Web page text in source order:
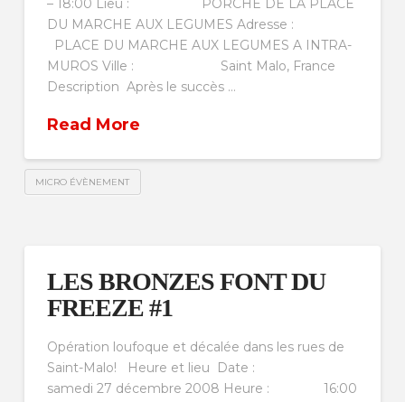
– 18:00 Lieu : PORCHE DE LA PLACE
DU MARCHE AUX LEGUMES Adresse :
PLACE DU MARCHE AUX LEGUMES A INTRA-
MUROS Ville : Saint Malo, France
Description Après le succès …
Read More
MICRO ÉVÈNEMENT
LES BRONZES FONT DU
FREEZE #1
Opération loufoque et décalée dans les rues de
Saint-Malo! Heure et lieu Date :
samedi 27 décembre 2008 Heure : 16:00